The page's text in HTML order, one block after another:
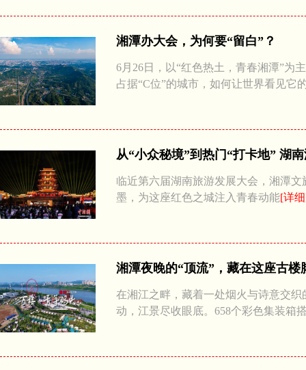
湘潭办大会，为何要“留白”？
6月26日，以“红色热土，青春湘潭”为
占据“C位”的城市，如何让世界看见它
从“小众秘境”到热门“打卡地” 湖
临近第六届湖南旅游发展大会，湘潭
墨，为这座红色之城注入青春动能[详
湘潭夜晚的“顶流”，藏在这座古楼
在湘江之畔，藏着一处烟火与诗意交
动，江景尽收眼底。658个彩色集装箱